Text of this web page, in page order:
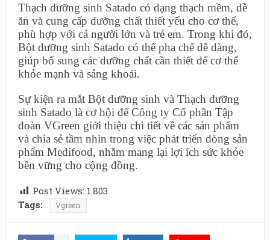
Thạch dưỡng sinh Satado có dạng thạch mềm, dễ
ăn và cung cấp dưỡng chất thiết yếu cho cơ thể,
phù hợp với cả người lớn và trẻ em. Trong khi đó,
Bột dưỡng sinh Satado có thể pha chế dễ dàng,
giúp bổ sung các dưỡng chất cần thiết để cơ thể
khỏe mạnh và sảng khoái.
Sự kiện ra mắt Bột dưỡng sinh và Thạch dưỡng
sinh Satado là cơ hội để Công ty Cổ phần Tập
đoàn VGreen giới thiệu chi tiết về các sản phẩm
và chia sẻ tầm nhìn trong việc phát triển dòng sản
phẩm Medifood, nhằm mang lại lợi ích sức khỏe
bền vững cho cộng đồng.
Post Views: 1.803
Tags:
Vgreen